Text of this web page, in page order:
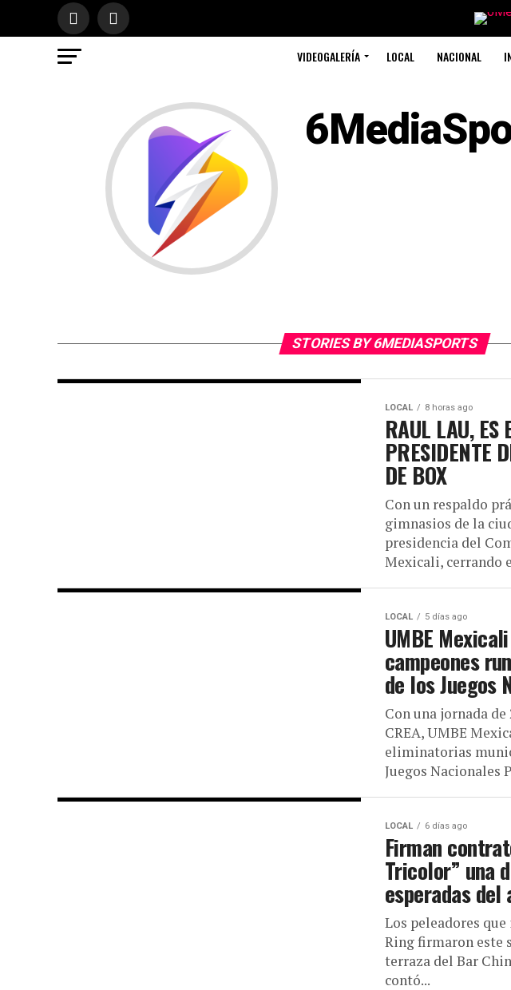
VIDEOGALERÍA LOCAL NACIONAL
STORIES BY 6MEDIASPORTS
LOCAL 8 horas ago
RAUL LAU, ES
PRESIDENTE
DE BOX
Con un respaldo
gimnasios de la
presidencia del
Mexicali, cerrando
LOCAL 5 días ago
UMBE
campeones
de los Juegos
Con una jornada
CREA, UMBE
eliminatorias
Juegos Nacionales
LOCAL 6 días ago
Firman
Tricolor” una
esperadas del
Los peleadores
Ring firmaron este
terraza del Bar
contó...